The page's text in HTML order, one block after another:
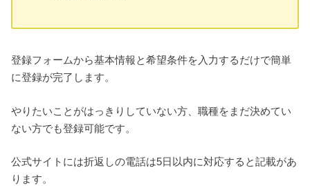
登録フォームから基本情報と希望条件を入力するだけで簡単
に登録が完了します。
やりたいことがはっきりしていない方、職種をまだ決めてい
ない方でも登録可能です。
公式サイトには折返しの電話は5日以内に対応すると記載があ
ります。